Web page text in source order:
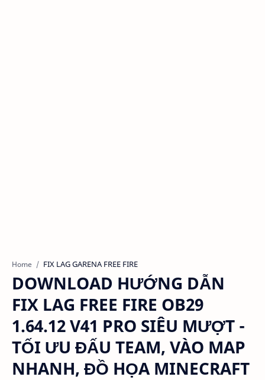
Home FIX LAG GARENA FREE FIRE
DOWNLOAD HƯỚNG DẪN
FIX LAG FREE FIRE OB29
1.64.12 V41 PRO SIÊU MƯỢT -
TỐI ƯU ĐẤU TEAM, VÀO MAP
NHANH, ĐỒ HỌA MINECRAFT